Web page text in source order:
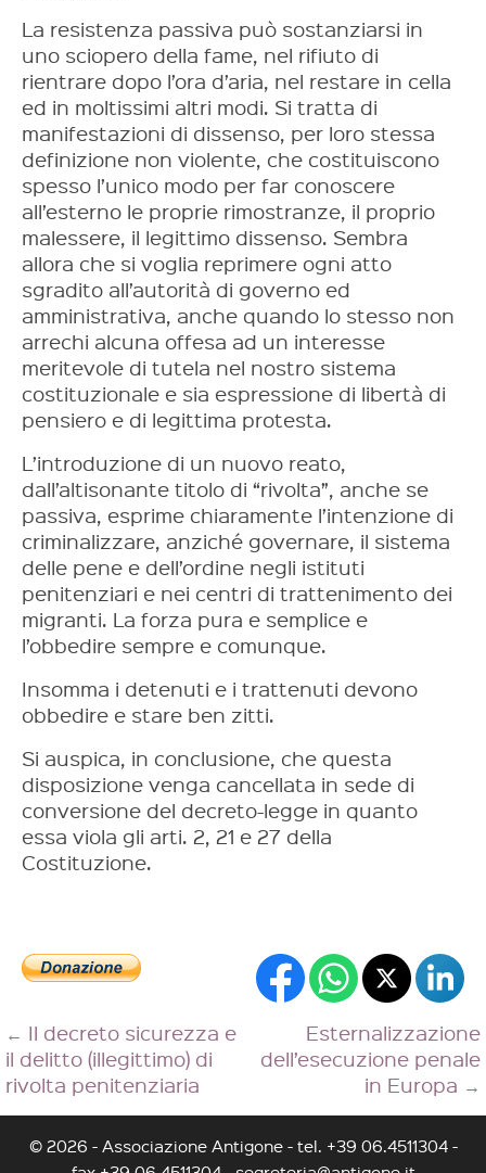
La resistenza passiva può sostanziarsi in
uno sciopero della fame, nel rifiuto di
rientrare dopo l’ora d’aria, nel restare in cella
ed in moltissimi altri modi. Si tratta di
manifestazioni di dissenso, per loro stessa
definizione non violente, che costituiscono
spesso l’unico modo per far conoscere
all’esterno le proprie rimostranze, il proprio
malessere, il legittimo dissenso. Sembra
allora che si voglia reprimere ogni atto
sgradito all’autorità di governo ed
amministrativa, anche quando lo stesso non
arrechi alcuna offesa ad un interesse
meritevole di tutela nel nostro sistema
costituzionale e sia espressione di libertà di
pensiero e di legittima protesta.
L’introduzione di un nuovo reato,
dall’altisonante titolo di “rivolta”, anche se
passiva, esprime chiaramente l’intenzione di
criminalizzare, anziché governare, il sistema
delle pene e dell’ordine negli istituti
penitenziari e nei centri di trattenimento dei
migranti. La forza pura e semplice e
l’obbedire sempre e comunque.
Insomma i detenuti e i trattenuti devono
obbedire e stare ben zitti.
Si auspica, in conclusione, che questa
disposizione venga cancellata in sede di
conversione del decreto-legge in quanto
essa viola gli arti. 2, 21 e 27 della
Costituzione.
← Il decreto sicurezza e
il delitto (illegittimo) di
rivolta penitenziaria
Esternalizzazione
dell’esecuzione penale
in Europa →
© 2026 - Associazione Antigone - tel. +39 06.4511304 -